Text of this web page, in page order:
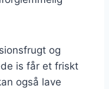
og
is får et friskt
også lave